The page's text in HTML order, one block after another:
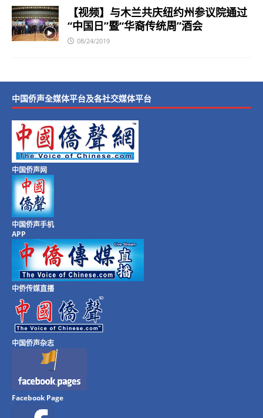
【视频】与木兰共庆纽约州参议院通过
“中国日”暨“华裔传统周”酒会
08/24/2019
中国侨声全媒体平台及各社交媒体平台
中国侨声网
中国侨声手机
APP
中侨传媒直播
中国侨声杂志
Facebook Page